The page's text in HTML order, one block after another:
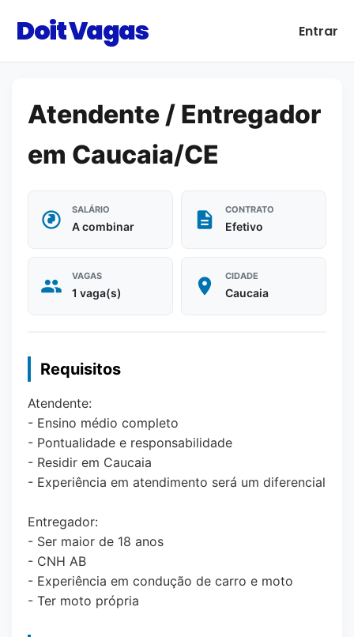
Doit Vagas Entrar
Atendente / Entregador
em Caucaia/CE
SALÁRIO
A combinar
CONTRATO
Efetivo
VAGAS
1 vaga(s)
CIDADE
Caucaia
Requisitos
Atendente:
- Ensino médio completo
- Pontualidade e responsabilidade
- Residir em Caucaia
- Experiência em atendimento será um diferencial
Entregador:
- Ser maior de 18 anos
- CNH AB
- Experiência em condução de carro e moto
- Ter moto própria